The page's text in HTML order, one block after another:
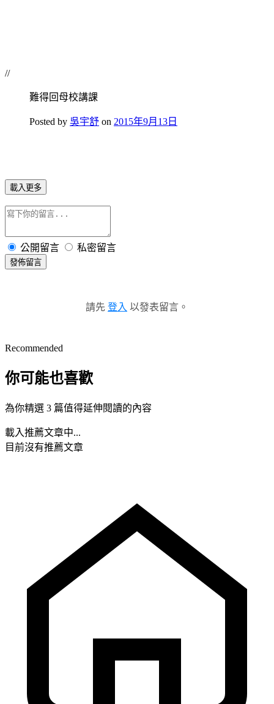
//
難得回母校講課
Posted by 吳宇舒 on 2015年9月13日
載入更多
公開留言 私密留言
發佈留言
請先 登入 以發表留言。
Recommended
你可能也喜歡
為你精選 3 篇值得延伸閱讀的內容
載入推薦文章中...
目前沒有推薦文章